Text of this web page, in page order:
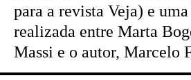
para a revista Veja) e
realizada entre Marta
Massi e o autor, Marcelo